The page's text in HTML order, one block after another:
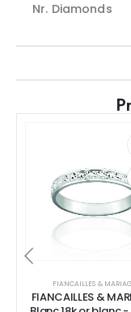
Nr. Diamonds
FIANCAILLES &
FIANCAILLES &